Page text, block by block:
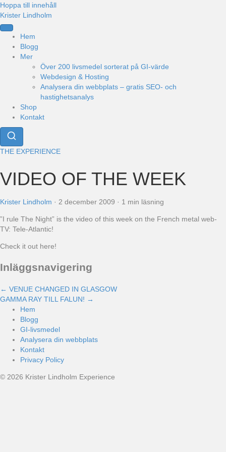
Hoppa till innehåll
Krister Lindholm
Hem
Blogg
Mer
Över 200 livsmedel sorterat på GI-värde
Webdesign & Hosting
Analysera din webbplats – gratis SEO- och
hastighetsanalys
Shop
Kontakt
THE EXPERIENCE
VIDEO OF THE WEEK
Krister Lindholm · 2 december 2009 · 1 min läsning
”I rule The Night” is the video of this week on the French metal web-
TV: Tele-Atlantic!
Check it out here!
Inläggsnavigering
← VENUE CHANGED IN GLASGOW
GAMMA RAY TILL FALUN! →
Hem
Blogg
GI-livsmedel
Analysera din webbplats
Kontakt
Privacy Policy
© 2026 Krister Lindholm Experience